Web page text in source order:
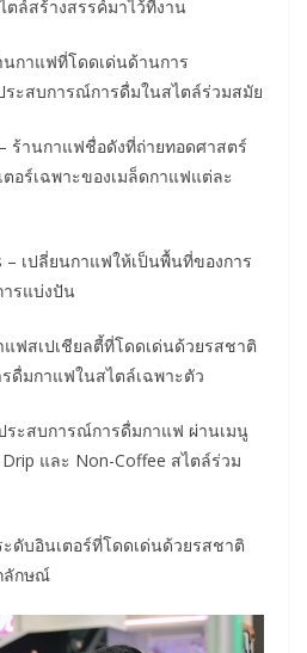
ล์สร้างสรรค์มาไว้ที่งาน
านกาแฟที่โดดเด่นด้านการ
ระสบการณ์การดื่มในสไตล์ร่วมสมัย
– ร้านกาแฟชื่อดังที่ถ่ายทอดศาสตร์
อร์เฉพาะของเมล็ดกาแฟแต่ละ
– เปลี่ยนกาแฟให้เป็นพื้นที่ของการ
ารแบ่งปัน
แฟสเปเชียลตี้ที่โดดเด่นด้วยรสชาติ
ดื่มกาแฟในสไตล์เฉพาะตัว
ระสบการณ์การดื่มกาแฟ ผ่านเมนู
และ Non-Coffee สไตล์ร่วม
ะดับอินเตอร์ที่โดดเด่นด้วยรสชาติ
ลักษณ์